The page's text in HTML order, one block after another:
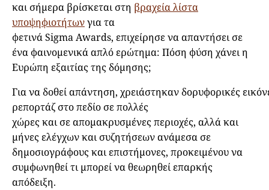
και σήμερα βρίσκεται στη βραχεία λίστα
υποψηφιοτήτωνγια τα
φετινά Sigma Awards, επιχείρησε να απαντήσει σε
ένα φαινομενικά απλό ερώτημα: Πόση φύση χάνει η
Ευρώπη εξαιτίας της δόμησης;
Για να δοθεί απάντηση, χρειάστηκαν δορυφορικές
ρεπορτάζ στο πεδίο σε πολλές
χώρες και σε απομακρυσμένες περιοχές, αλλά και
μήνες ελέγχων και συζητήσεων ανάμεσα σε
δημοσιογράφους και επιστήμονες, προκειμένου να
συμφωνηθεί τι μπορεί να θεωρηθεί επαρκής
απόδειξη.